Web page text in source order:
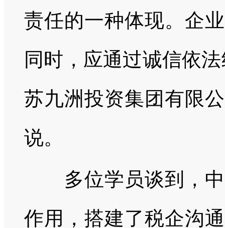
责任的一种体现。企
同时，应通过诚信依
苏九洲投资集团有限
说。
多位学员谈到，中
作用，搭建了税企沟